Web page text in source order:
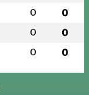
0 0
0 0
0 0